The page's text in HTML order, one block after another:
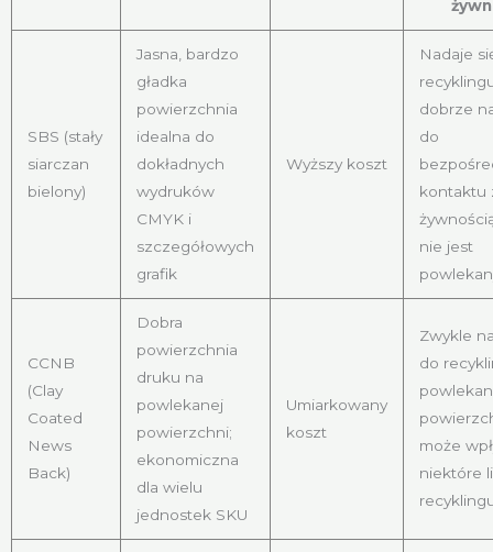
SBS (stały
siarczan
bielony)
Jasna, bardzo
gładka
powierzchnia
idealna do
dokładnych
wydruków
CMYK i
szczegółowych
grafik
Wyższy koszt
Nadaje
dobrze
do
kontaktu
nie jest
CCNB
(Clay
Coated
News
Back)
Dobra
powierzchnia
druku na
powlekanej
powierzchni;
ekonomiczna
dla wielu
jednostek SKU
Umiarkowany
koszt
Zwykle
do
może
niektóre